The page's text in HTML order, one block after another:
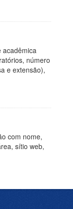
acadêmica
número
e extensão),
com nome,
sítio web,